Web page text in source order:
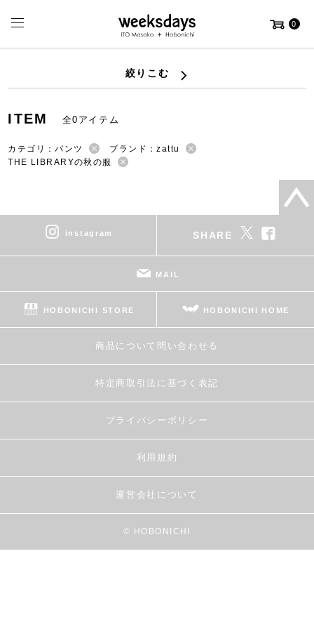
0
絞りこむ
ITEM 全0アイテム
カテゴリ：パンツ
ブランド：zattu
THE LIBRARYの秋の服
instagram SHARE
MAIL
HOBONICHI STORE HOBONICHI HOME
商品について問い合わせる
特定商取引法に基づく表記
プライバシーポリシー
利用規約
運営会社について
© HOBONICHI